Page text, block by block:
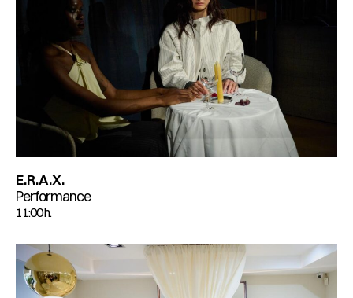
E.R.A.X.
Performance
11:00 h.